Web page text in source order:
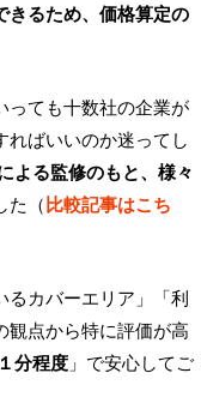
きるため、価格算定の
っても十数社の企業が
ばいいのか迷ってし
よる監修のもと、様々
た（比較記事はこち
るカバーエリア」「利
観点から特に評価が高
１分程度 」で安心してご